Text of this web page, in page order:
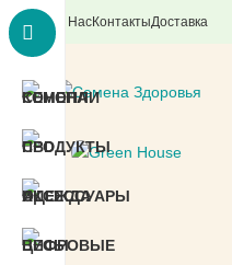
О НасКонтактыДоставка